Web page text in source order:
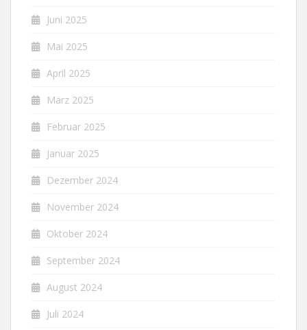
Juni 2025
Mai 2025
April 2025
März 2025
Februar 2025
Januar 2025
Dezember 2024
November 2024
Oktober 2024
September 2024
August 2024
Juli 2024